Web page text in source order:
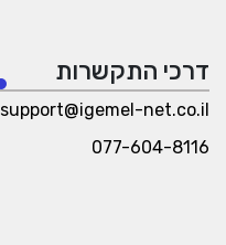
דרכי התקשרות
support@igemel-net.co.il
077-604-8116